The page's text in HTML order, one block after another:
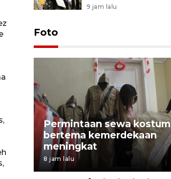
9 jam lalu
Foto
Permintaan sewa kostum
bertema kemerdekaan
meningkat
8 jam lalu